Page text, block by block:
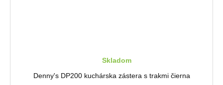
Skladom
Denny's DP200 kuchárska zástera s trakmi čierna